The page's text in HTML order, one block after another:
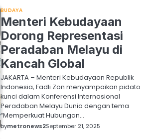
BUDAYA
Menteri Kebudayaan
Dorong Representasi
Peradaban Melayu di
Kancah Global
JAKARTA – Menteri Kebudayaan Republik
Indonesia, Fadli Zon menyampaikan pidato
kunci dalam Konferensi Internasional
Peradaban Melayu Dunia dengan tema
“Memperkuat Hubungan…
bymetronews2September 21, 2025